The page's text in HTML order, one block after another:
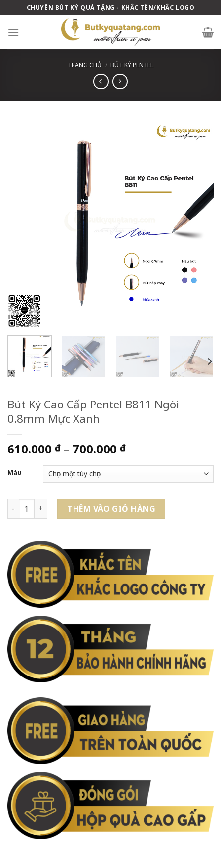
to
content
CHUYÊN BÚT KÝ QUÀ TẶNG - KHẮC TÊN/KHẮC LOGO
TRANG CHỦ / BÚT KÝ PENTEL
Bút Ký Cao Cấp Pentel B811 Ngòi
0.8mm Mực Xanh
610.000 ₫ – 700.000 ₫Khoảng
610.000 ₫
đến
700.000 ₫
Màu
Bút Ký Cao Cấp Pentel B811 Ngòi 0.8mm Mực Xanh số lượng
THÊM VÀO GIỎ HÀNG